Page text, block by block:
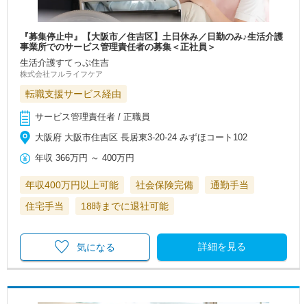
『募集停止中』【大阪市／住吉区】土日休み／日勤のみ♪生活介護
事業所でのサービス管理責任者の募集＜正社員＞
生活介護すてっぷ住吉
株式会社フルライフケア
転職支援サービス経由
サービス管理責任者 / 正職員
大阪府 大阪市住吉区 長居東3-20-24 みずほコート102
年収 366万円 ～400万円
年収400万円以上可能 社会保険完備
通勤手当
住宅手当
18時までに退社可能
詳細を見る
気になる